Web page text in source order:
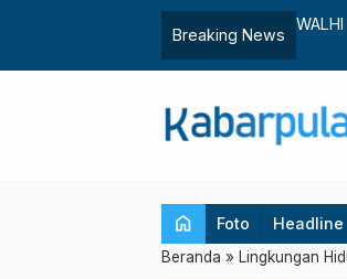
Breaking News
KKP
home Foto Headline
Beranda » Lingkungan